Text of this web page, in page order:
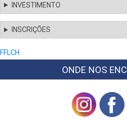
INVESTIMENTO
INSCRIÇÕES
FFLCH
ONDE NOS